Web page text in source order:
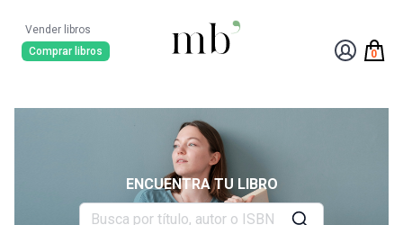
Vender libros
Comprar libros
0
ENCUENTRA TU LIBRO